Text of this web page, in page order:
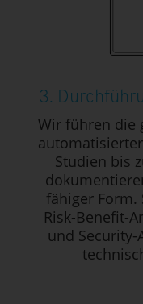
3.
Wir führen die
Studien bis
fähiger Form.
Risk-Benefit-
und